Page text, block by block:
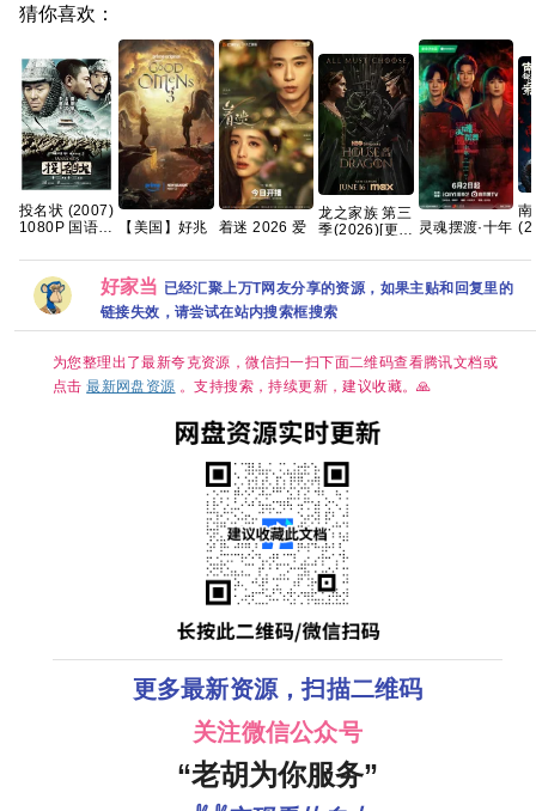
猜你喜欢：
投名状 (2007)
1080P 国语粤
【美国】好兆
(2026) 剧情 /
喜剧 / 奇幻 又
名: 好兆头最
终季 夸克
着迷 2026 爱
戚砚笛 已更最
龙之家族 第三
季(2026)[更
[4K.DV.HDR]
[高码率][内封
简繁英][附1-2
季][8GB集]
灵魂摆渡·十年
渡5 悬疑惊悚
奇幻冒险 于毅
刘智扬 肖茵
南
好家当 已经汇聚上万T网友分享的资源，如果主贴和回复里的
链接失效，请尝试在站内搜索框搜索
为您整理出了最新夸克资源，微信扫一扫下面二维码查看腾讯文档或
点击最新网盘资源 。支持搜索，持续更新，建议收藏。🙏
更多最新资源，扫描二维码
关注微信公众号
“老胡为你服务”